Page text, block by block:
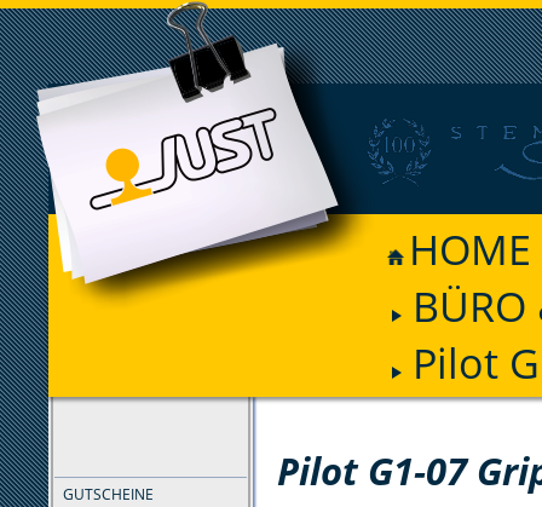
HOME
BÜRO
Pilot
GUTSCHEINE
Pilot G1-07